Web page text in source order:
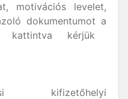
motivációs levelet,
dokumentumot a
kattintva kérjük
kifizetőhelyi